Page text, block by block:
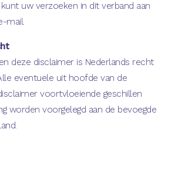
uw verzoeken in dit verband aan
mail.
deze disclaimer is Nederlands recht
eventuele uit hoofde van de
voortvloeiende geschillen
worden voorgelegd aan de bevoegde